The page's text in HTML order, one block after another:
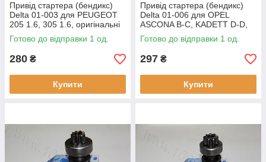
Привід стартера (бендикс)
Delta 01-003 для PEUGEOT
205 1.6, 305 1.6, оригінальні
номери: 16.900.542, 1789,
133958
Готово до відправки 1 од.
280 ₴
Купити
Привід стартера (бендикс)
Delta 01-006 для OPEL
ASCONA B-C, KADETT D-D,
RECORD, оригінальні
номери: 16.901.442, 1750
Готово до відправки 1 од.
297 ₴
Купити